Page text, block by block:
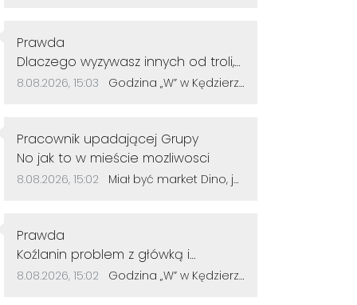
Autor komentarza:
Prawda
Treść komentarza:
Dlaczego wyzywasz innych od troli,
sam jesteś tępy. Życzę więcej
Data dodania komentarza:
8.08.2026, 15:03 Źródło komentarza:
Godzina „W” w Kędzierzynie-Koźlu. Mieszkańcy uczcili pamięć powstańców warszawskich
Autor komentarza:
Pracownik upadającej Grupy
Treść komentarza:
No jak to w mieście mozliwosci
Data dodania komentarza:
8.08.2026, 15:02 Źródło komentarza:
Miał być market Dino, jest znak zapytania. Przetarg na działkę przy szkole zakończył się bez ofert
Autor komentarza:
Prawda
Treść komentarza:
Koźlanin problem z główką i
myśleniem. Psychiatra pomoże.
Data dodania komentarza:
8.08.2026, 15:02 Źródło komentarza:
Godzina „W” w Kędzierzynie-Koźlu. Mieszkańcy uczcili pamięć powstańców warszawskich